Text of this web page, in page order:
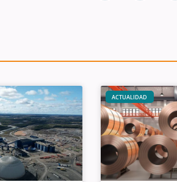
ACTUALIDAD